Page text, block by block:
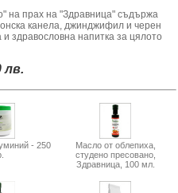
на прах на "Здравница" съдържа
канела, джинджифил и черен
и здравословна напитка за цялото
лв.
- 250
Масло от облепиха,
студено пресовано,
Здравница, 100 мл.